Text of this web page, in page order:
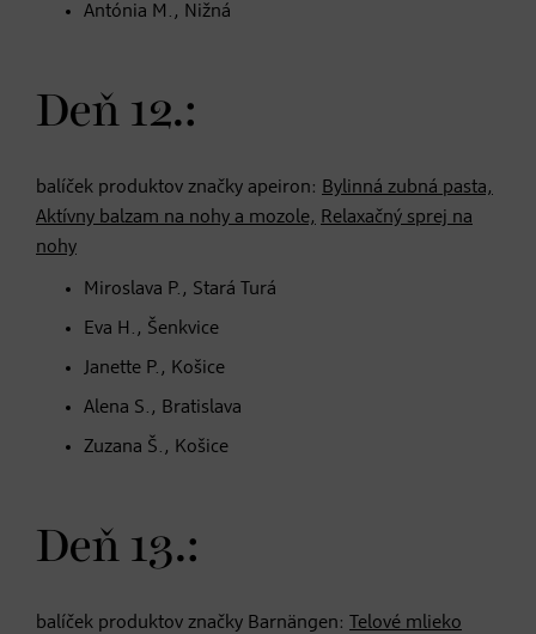
Antónia M., Nižná
Deň 12.:
balíček produktov značky apeiron: Bylinná zubná pasta,
Aktívny balzam na nohy a mozole, Relaxačný sprej na
nohy
Miroslava P., Stará Turá
Eva H., Šenkvice
Janette P., Košice
Alena S., Bratislava
Zuzana Š., Košice
Deň 13.:
balíček produktov značky Barnängen:
Telové mlieko